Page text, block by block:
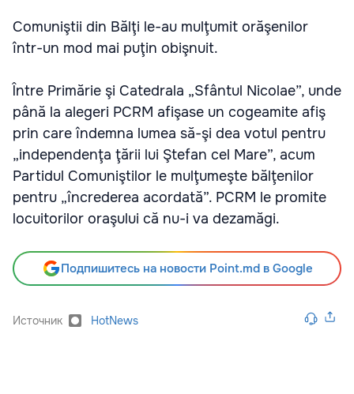
Comuniştii din Bălţi le-au mulţumit orăşenilor
într-un mod mai puţin obişnuit.
Între Primărie şi Catedrala „Sfântul Nicolae”, unde
până la alegeri PCRM afişase un cogeamite afiş
prin care îndemna lumea să-şi dea votul pentru
„independenţa ţării lui Ştefan cel Mare”, acum
Partidul Comuniştilor le mulţumeşte bălţenilor
pentru „încrederea acordată”. PCRM le promite
locuitorilor oraşului că nu-i va dezamăgi.
Подпишитесь на новости Point.md в Google
Источник HotNews